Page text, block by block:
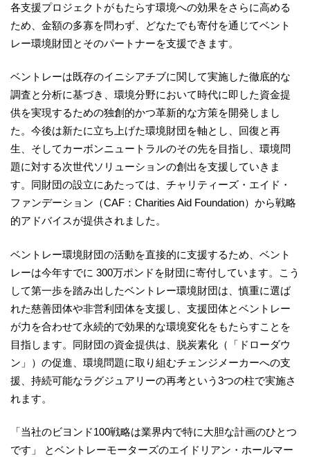
各支援プロジェクトがもたらす環境への効果をさらに高める
ため、金額の多寡を問わず、どなたでも寄付を通じてベント
レー環境財団とそのパートナーを支援できます。
ベントレーは既存のイニシアチブに関して実施した徹底的な
調査と分析に基づき、環境分野において時代に即した資金提
供を実現するための独創的かつ革新的な方策を開発しまし
た。今後は新たに立ち上げた環境財団を軸とし、回復と再
生、そしてカーボンニュートラルのその先を目指し、環境問
題に対する次世代ソリューションの創出を支援していきま
す。同財団の設立にあたっては、チャリティーズ・エイド・
ファンデーション（CAF：Charities Aid Foundation）から戦略
的アドバイスが提供されました。
ベントレー環境財団の活動を直接的に支援するため、ベント
レーは今年すでに 300万ポンドを財団に寄付しています。こう
して第一歩を踏み出したベントレー環境財団は、慎重に選ば
れた慈善団体や非営利団体を支援し、支援団体とベントレー
が力を合わせて永続的で効果的な環境変化をもたらすことを
目指します。同財団の資金提供は、脱炭素化（「ドローダウ
ン」）の促進、環境問題に取り組むチェンジメーカーへの支
援、持続可能なラグジュアリーの再考という3つの柱で実施さ
れます。
「当社のビヨンド100戦略は業界内で特に大胆な計画のひとつ
です」 とベントレーモーターズのエイドリアン・ホールマー